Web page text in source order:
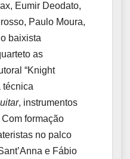
Eumir Deodato,
Paulo Moura,
baixista
as
“Knight
técnica
, instrumentos
formação
no palco
e Fábio